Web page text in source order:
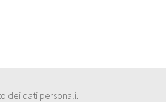
dei dati personali.